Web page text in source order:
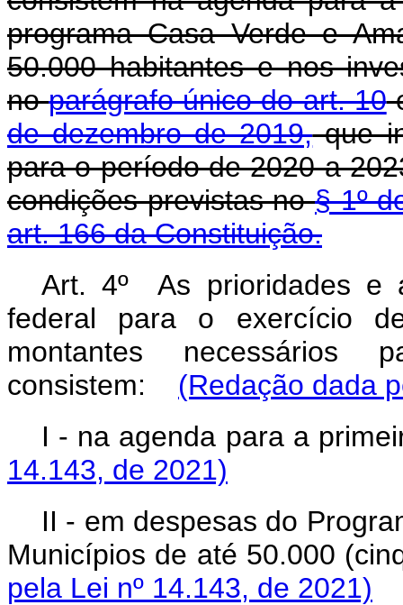
programa Casa Verde e
50.000 habitantes e nos
noparágrafo único do art. 10
de dezembro de 2019,que
para o período de 2020 a
condições previstas no§ 1º
art. 166 da Constituição.
Art. 4º As prioridades e
federal para o exercício
montantes necessários
consistem: (Redação dada
I - na agenda para a
14.143, de 2021)
II - em despesas do
Municípios de até 50.000
pela Lei nº 14.143, de 2021)